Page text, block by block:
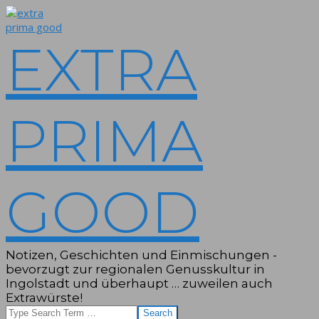
Skip
to
EXTRA
PRIMA
GOOD
Notizen, Geschichten und Einmischungen -
bevorzugt zur regionalen Genusskultur in
Ingolstadt und überhaupt … zuweilen auch
Extrawürste!
Search